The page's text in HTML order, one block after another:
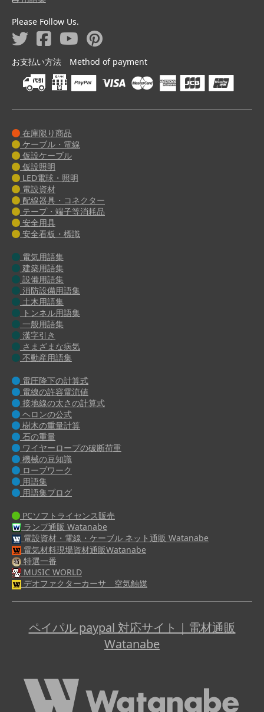
Please Follow Us.
お支払い方法 Method of payment
在庫限り商品
ケーブル・電線
仮設ケーブル
仮設照明
LED電球・照明
電設資材
配線器具・コネクター
テープ・端子等消耗品
安全用具
安全看板・標識
電気用語集
建築用語集
設備用語集
消防設備用語集
土木用語集
トンネル用語集
一般用語集
漢字引き
さまざまな病気
不動産用語集
電圧降下の計算式
電線の許容電流値
接地線の太さの計算式
ヘロンの公式
樹木の重量計算
石の重量
ワイヤーロープの破断荷重
機械の豆知識
ロープワーク
用語集
用語集ブログ
PCソフトライセンス販売
ランプ通販 Watanabe
電設資材・電線・ケーブル ネット通販 Watanabe
電気材料現場資材通販Watanabe
特選一番
MUSIC WORLD
デオファクターカーサ 空気触媒
ペイパル paypal 対応サイト｜電材通販
Watanabe